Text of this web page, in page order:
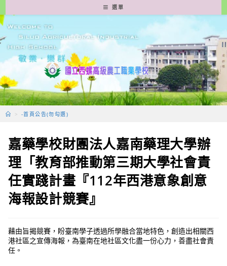
轉
至
要
容
選單
> -首頁公告(勿勾選)
嘉藥學校財團法人嘉南藥理大學辦
理「教育部推動第三期大學社會責
任實踐計畫『112年西港意象創意
海報設計競賽』
藉由旨揭競賽，盼臺南學子透過所學融合當地特色，創造出相關西
港社區之宣傳海報，為臺南在地社區文化盡一份心力，善盡社會責
任。